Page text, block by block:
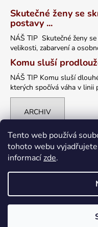
Tento web používá
tohoto webu
informacízde.
Skutečné ženy se
postavy ...
NÁŠ TIP Skutečné ženy
velikosti, zabarvení a
Komu sluší
NÁŠ TIP Komu sluší
kterých spočívá váha v linii
ARCHIV